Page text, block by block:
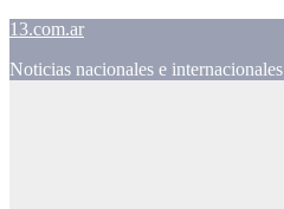
Skip
content
13.com.ar
Noticias nacionales e internacionales